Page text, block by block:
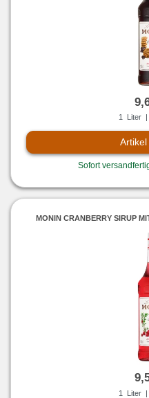
1 Liter
Sofort
MONIN CRANBERRY SIRUP
1 Liter